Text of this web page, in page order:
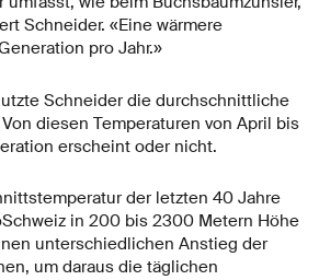
Schneider. «Eine wärmere
pro Jahr.»
Schneider die durchschnittliche
diesen Temperaturen von April bis
erscheint oder nicht.
der letzten 40 Jahre
in 200 bis 2300 Metern Höhe
unterschiedlichen Anstieg der
um daraus die täglichen